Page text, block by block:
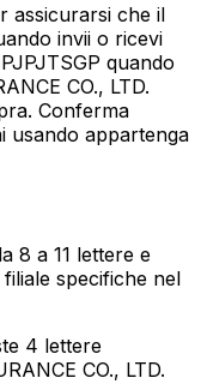
assicurarsi che il
invii o ricevi
quando
CO., LTD.
Conferma
usando appartenga
8 a 11 lettere e
specifiche nel
4 lettere
CO., LTD.